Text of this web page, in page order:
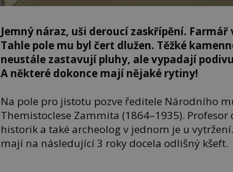
Jemný náraz, uši deroucí zaskřípění.
Tahle pole mu byl čert dlužen. Těžké
neustále zastavují pluhy, ale vypadají
A některé dokonce mají nějaké rytiny!
Na pole pro jistotu pozve ředitele Národního
Themistoclese Zammita (1864–1935). Profesor
historik a také archeolog v jednom je u
mají na následující 3 roky docela odlišný kšeft.